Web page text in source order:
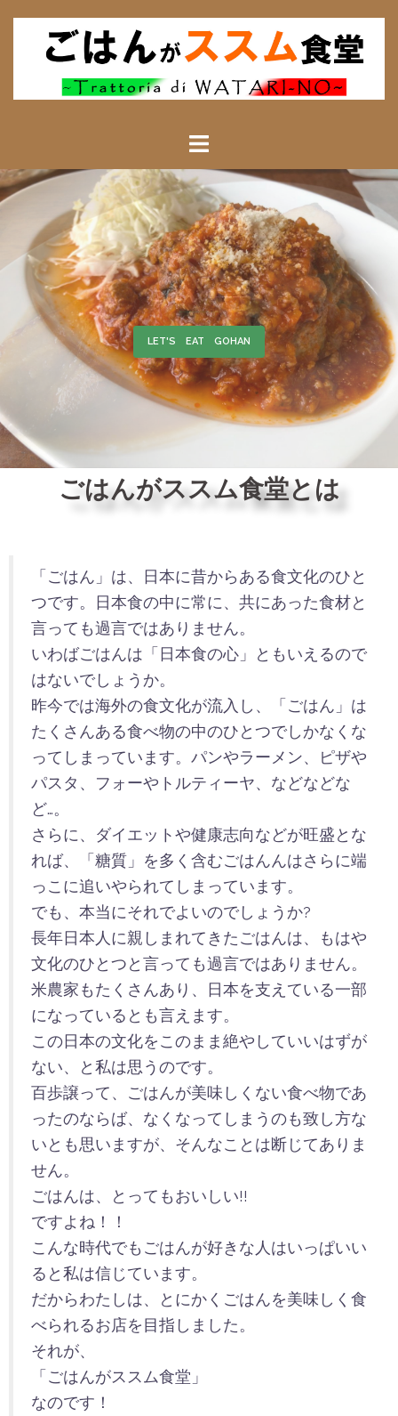
ごはんによる――
LET'S EAT GOHAN
ごはんがススム食堂とは
「ごはん」は、日本に昔からある食文化のひと
つです。日本食の中に常に、共にあった食材と
言っても過言ではありません。
いわばごはんは「日本食の心」ともいえるので
はないでしょうか。
昨今では海外の食文化が流入し、「ごはん」は
たくさんある食べ物の中のひとつでしかなくな
ってしまっています。パンやラーメン、ピザや
パスタ、フォーやトルティーヤ、などなどな
ど…。
さらに、ダイエットや健康志向などが旺盛とな
れば、「糖質」を多く含むごはんんはさらに端
っこに追いやられてしまっています。
でも、本当にそれでよいのでしょうか?
長年日本人に親しまれてきたごはんは、もはや
文化のひとつと言っても過言ではありません。
米農家もたくさんあり、日本を支えている一部
になっているとも言えます。
この日本の文化をこのまま絶やしていいはずが
ない、と私は思うのです。
百歩譲って、ごはんが美味しくない食べ物であ
ったのならば、なくなってしまうのも致し方な
いとも思いますが、そんなことは断じてありま
せん。
ごはんは、とってもおいしい!!
ですよね！！
こんな時代でもごはんが好きな人はいっぱいい
ると私は信じています。
だからわたしは、とにかくごはんを美味しく食
べられるお店を目指しました。
それが、
「ごはんがススム食堂」
なのです！